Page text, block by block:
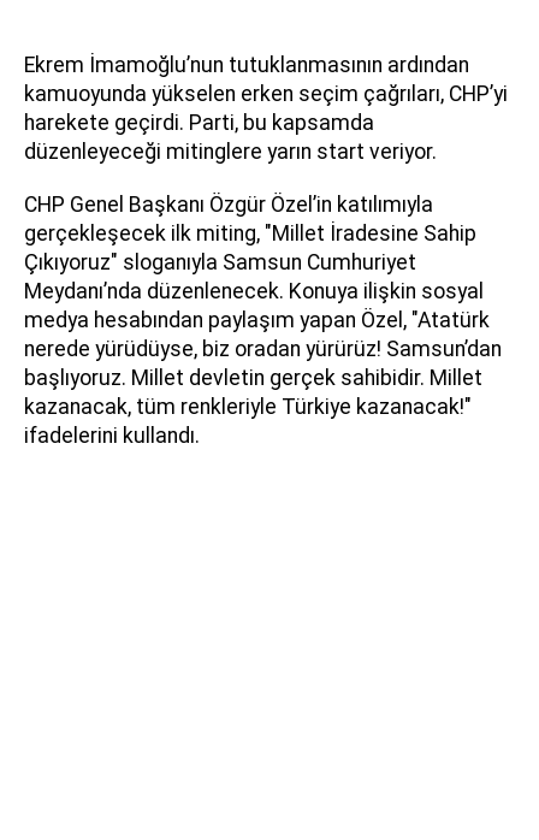
Ekrem İmamoğlu’nun tutuklanmasının ardından
kamuoyunda yükselen erken seçim çağrıları, CHP’yi
harekete geçirdi. Parti, bu kapsamda
düzenleyeceği mitinglere yarın start veriyor.
CHP Genel Başkanı Özgür Özel’in katılımıyla
gerçekleşecek ilk miting, "Millet İradesine Sahip
Çıkıyoruz" sloganıyla Samsun Cumhuriyet
Meydanı’nda düzenlenecek. Konuya ilişkin sosyal
medya hesabından paylaşım yapan Özel, "Atatürk
nerede yürüdüyse, biz oradan yürürüz! Samsun’dan
başlıyoruz. Millet devletin gerçek sahibidir. Millet
kazanacak, tüm renkleriyle Türkiye kazanacak!"
ifadelerini kullandı.